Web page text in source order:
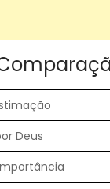
Deus